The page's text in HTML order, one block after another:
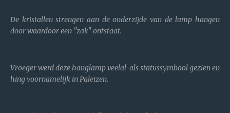
De kristallen strengen aan de onderzijde van de lamp hangen
door waardoor een "zak" ontstaat.
Vroeger werd deze hanglamp veelal als statussymbool gezien en
hing voornamelijk in Paleizen.